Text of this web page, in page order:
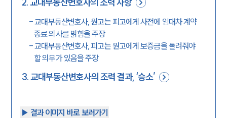
2.교대부동산변호사의 조력 사항
-교대부동산변호사, 원고는 피고에게 사전에 임대차 계약
종료 의사를 밝힘을 주장
-교대부동산변호사, 피고는 원고에게 보증금을 돌려줘야
할 의무가 있음을 주장
3.교대부동산변호사의 조력 결과, ‘승소’
▶︎ 결과 이미지 바로 보러가기